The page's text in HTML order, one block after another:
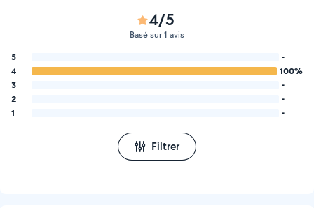
4/5
Basé sur 1 avis
5
-
4
100%
3
-
2
-
1
-
Filtrer